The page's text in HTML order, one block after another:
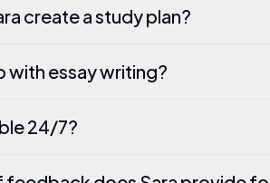
create a study plan?
with essay writing?
24/7?